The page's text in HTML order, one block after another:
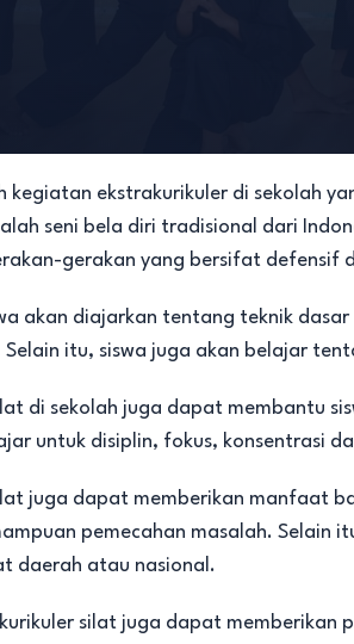
kegiatan ekstrakurikuler di sekolah
seni bela diri tradisional dari
gerakan yang bersifat defensif
akan diajarkan tentang teknik
itu, siswa juga akan belajar
di sekolah juga dapat membantu
untuk disiplin, fokus, konsentrasi
juga dapat memberikan manfaat
pemecahan masalah.
daerah atau nasional.
silat juga dapat memberikan